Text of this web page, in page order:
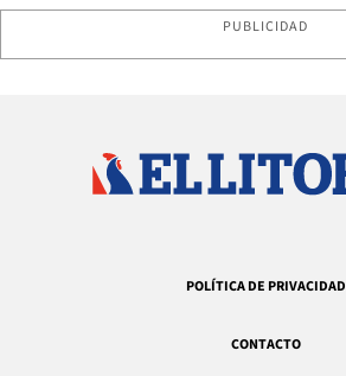
PUBLICIDAD
POLÍTICA DE PRIVACIDAD
CONTACTO